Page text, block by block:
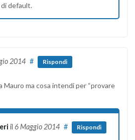
di default.
2014 # Rispondi
Mauro ma cosa intendi per “provare
il 6 Maggio 2014 # Rispondi